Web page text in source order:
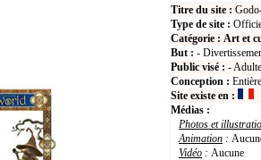
Titre du site :
Type de site :
Catégorie : Art et
But : -
Public visé : -
Conception :
Site existe en :
Médias :
Photos et
Animation :
Vidéo : Aucune